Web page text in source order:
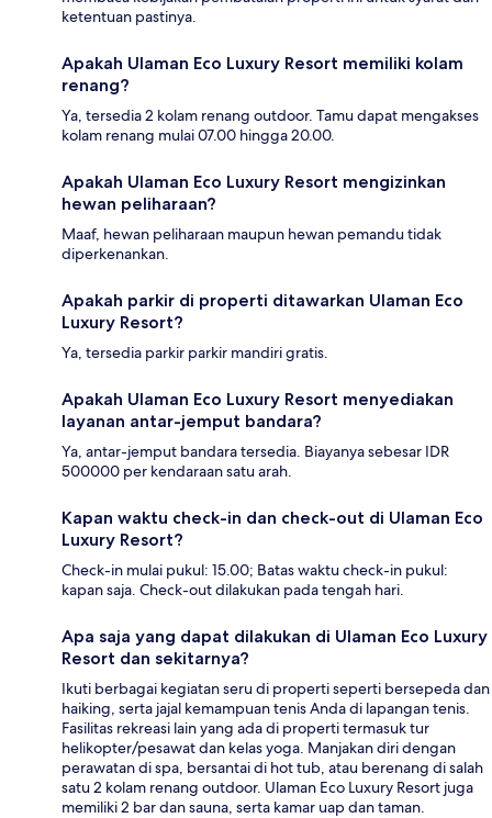
ketentuan pastinya.
Apakah Ulaman Eco Luxury Resort memiliki kolam
renang?
Ya, tersedia 2 kolam renang outdoor. Tamu dapat mengakses
kolam renang mulai 07.00 hingga 20.00.
Apakah Ulaman Eco Luxury Resort mengizinkan
hewan peliharaan?
Maaf, hewan peliharaan maupun hewan pemandu tidak
diperkenankan.
Apakah parkir di properti ditawarkan Ulaman Eco
Luxury Resort?
Ya, tersedia parkir parkir mandiri gratis.
Apakah Ulaman Eco Luxury Resort menyediakan
layanan antar-jemput bandara?
Ya, antar-jemput bandara tersedia. Biayanya sebesar IDR
500000 per kendaraan satu arah.
Kapan waktu check-in dan check-out di Ulaman Eco
Luxury Resort?
Check-in mulai pukul: 15.00; Batas waktu check-in pukul:
kapan saja. Check-out dilakukan pada tengah hari.
Apa saja yang dapat dilakukan di Ulaman Eco Luxury
Resort dan sekitarnya?
Ikuti berbagai kegiatan seru di properti seperti bersepeda dan
haiking, serta jajal kemampuan tenis Anda di lapangan tenis.
Fasilitas rekreasi lain yang ada di properti termasuk tur
helikopter/pesawat dan kelas yoga. Manjakan diri dengan
perawatan di spa, bersantai di hot tub, atau berenang di salah
satu 2 kolam renang outdoor. Ulaman Eco Luxury Resort juga
memiliki 2 bar dan sauna, serta kamar uap dan taman.